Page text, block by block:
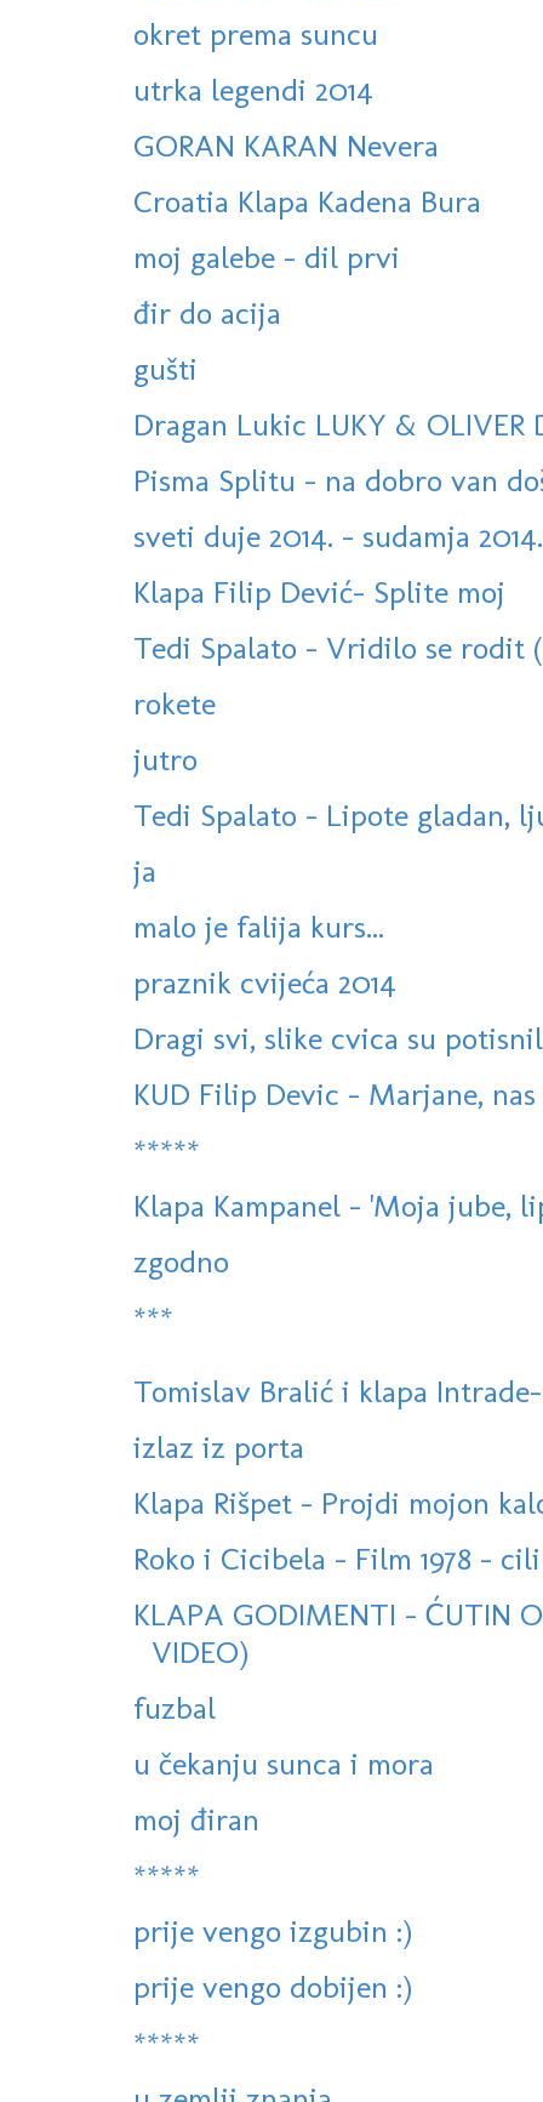
okret prema suncu
utrka legendi 2014
GORAN KARAN Nevera
Croatia Klapa Kadena Bura
moj galebe - dil prvi
đir do acija
gušti
Dragan Lukic LUKY & OLIVER
Pisma Splitu - na dobro van
sveti duje 2014. - sudamja 2014.
Klapa Filip Dević- Splite moj
Tedi Spalato - Vridilo se rodit
rokete
jutro
Tedi Spalato - Lipote gladan,
ja
malo je falija kurs...
praznik cvijeća 2014
Dragi svi, slike cvica su
KUD Filip Devic - Marjane,
*****
Klapa Kampanel - 'Moja jube,
zgodno
***
Tomislav Bralić i klapa
izlaz iz porta
Klapa Rišpet - Projdi mojon
Roko i Cicibela - Film 1978 -
KLAPA GODIMENTI - ĆUTIN
VIDEO)
fuzbal
u čekanju sunca i mora
moj điran
*****
prije vengo izgubin :)
prije vengo dobijen :)
*****